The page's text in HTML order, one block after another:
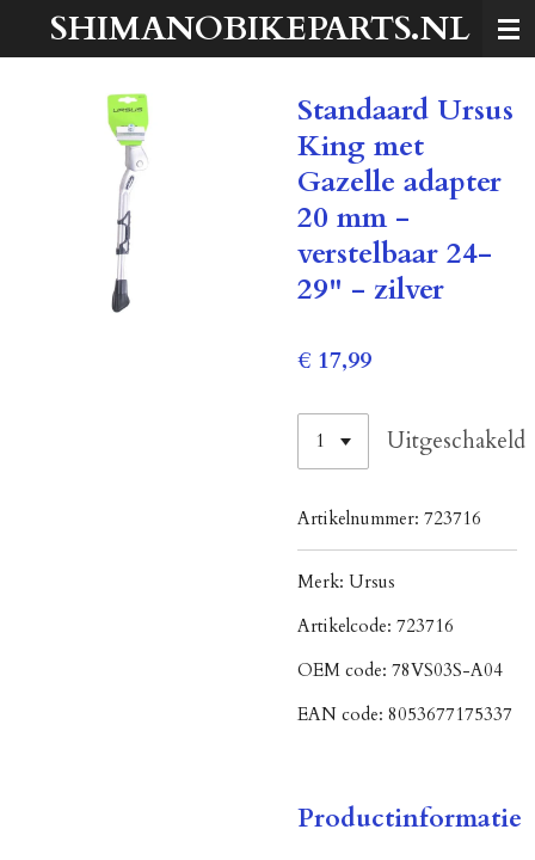
hoofdinhoud
SHIMANOBIKEPARTS.NL
Standaard Ursus
King met
Gazelle adapter
20 mm -
verstelbaar 24-
29" - zilver
€ 17,99
Uitgeschakeld
Artikelnummer: 723716
Merk: Ursus
Artikelcode: 723716
OEM code: 78VS03S-A04
EAN code: 8053677175337
Productinformatie